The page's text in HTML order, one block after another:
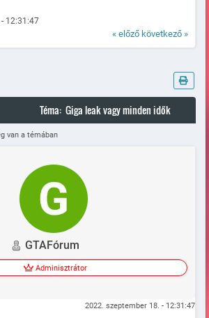
12:31:47
« előző következő »
Téma: Giga leak vagy minden idők
GTA VI leak videók terjednek (Megtekintve
van a témában
GTAFórum
Adminisztrátor
2022. szeptember 18. - 12:31:47